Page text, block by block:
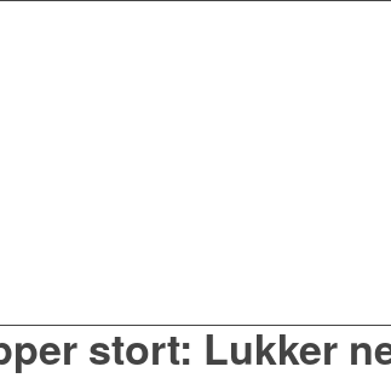
stort: Lukker